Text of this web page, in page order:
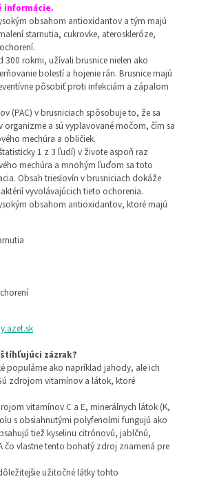
informácie.
obsahom antioxidantov a tým majú
starnutia, cukrovke, ateroskleróze,
300 rokmi, užívali brusnice nielen ako
bolestí a hojenie rán. Brusnice majú
pôsobiť proti infekciám a zápalom
(PAC) v brusniciach spôsobuje to, že sa
organizme a sú vyplavované močom, čím sa
mechúra a obličiek.
1 z 3 ľudí) v živote aspoň raz
mechúra a mnohým ľuďom sa toto
Obsah trieslovín v brusniciach dokáže
vyvolávajúcich tieto ochorenia.
obsahom antioxidantov, ktoré majú
zázrak?
populárne ako napríklad jahody, ale ich
zdrojom vitamínov a látok, ktoré
vitamínov C a E, minerálnych látok (K,
s obsiahnutými polyfenolmi fungujú ako
tiež kyselinu citrónovú, jablčnú,
čo vlastne tento bohatý zdroj znamená pre
užitočné látky tohto